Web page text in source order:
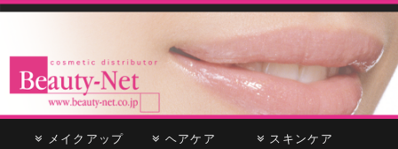
Beauty-Net
cosmetic distributor
メ
サ
メイクアップ ヘアケア スキンケア